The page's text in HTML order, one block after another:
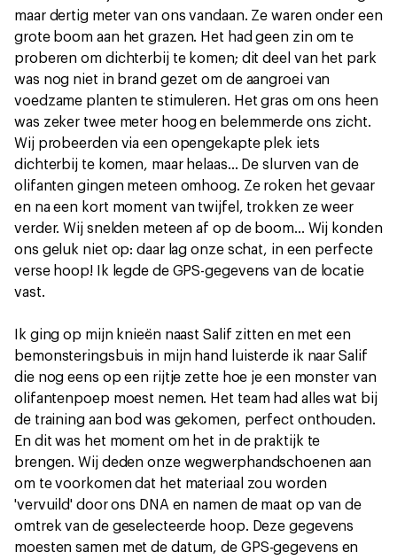
maar dertig meter van ons vandaan. Ze waren onder een
grote boom aan het grazen. Het had geen zin om te
proberen om dichterbij te komen; dit deel van het park
was nog niet in brand gezet om de aangroei van
voedzame planten te stimuleren. Het gras om ons heen
was zeker twee meter hoog en belemmerde ons zicht.
Wij probeerden via een opengekapte plek iets
dichterbij te komen, maar helaas... De slurven van de
olifanten gingen meteen omhoog. Ze roken het gevaar
en na een kort moment van twijfel, trokken ze weer
verder. Wij snelden meteen af op de boom... Wij konden
ons geluk niet op: daar lag onze schat, in een perfecte
verse hoop! Ik legde de GPS-gegevens van de locatie
vast.
Ik ging op mijn knieën naast Salif zitten en met een
bemonsteringsbuis in mijn hand luisterde ik naar Salif
die nog eens op een rijtje zette hoe je een monster van
olifantenpoep moest nemen. Het team had alles wat bij
de training aan bod was gekomen, perfect onthouden.
En dit was het moment om het in de praktijk te
brengen. Wij deden onze wegwerphandschoenen aan
om te voorkomen dat het materiaal zou worden
'vervuild' door ons DNA en namen de maat op van de
omtrek van de geselecteerde hoop. Deze gegevens
moesten samen met de datum, de GPS-gegevens en